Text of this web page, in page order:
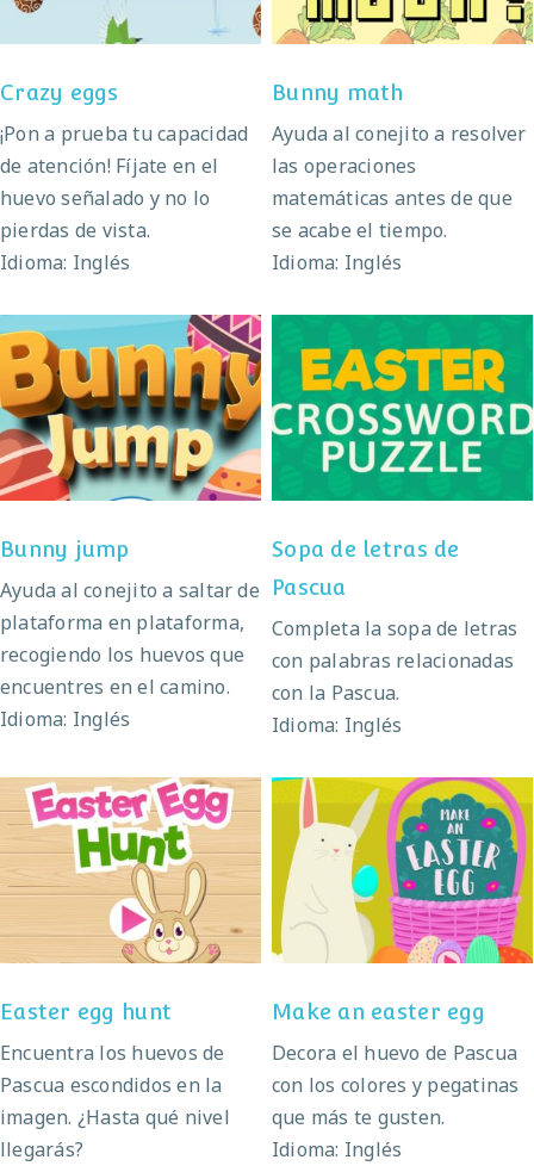
Crazy eggs
¡Pon a prueba tu capacidad
de atención! Fíjate en el
huevo señalado y no lo
pierdas de vista.
Idioma: Inglés
Bunny math
Ayuda al conejito a resolver
las operaciones
matemáticas antes de que
se acabe el tiempo.
Idioma: Inglés
Bunny jump
Bunny jump
Ayuda al conejito a saltar de
plataforma en plataforma,
recogiendo los huevos que
encuentres en el camino.
Idioma: Inglés
Sopa de letras de
Pascua
Sopa de letras de
Pascua
Completa la sopa de letras
con palabras relacionadas
con la Pascua.
Idioma: Inglés
Easter egg hunt
Easter egg hunt
Encuentra los huevos de
Pascua escondidos en la
imagen. ¿Hasta qué nivel
llegarás?
Make an easter egg
Make an easter egg
Decora el huevo de Pascua
con los colores y pegatinas
que más te gusten.
Idioma: Inglés